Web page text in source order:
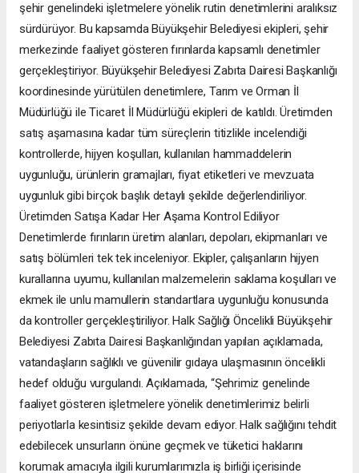
şehir genelindeki işletmelere yönelik rutin denetimlerini aralıksız
sürdürüyor. Bu kapsamda Büyükşehir Belediyesi ekipleri, şehir
merkezinde faaliyet gösteren fırınlarda kapsamlı denetimler
gerçekleştiriyor. Büyükşehir Belediyesi Zabıta Dairesi Başkanlığı
koordinesinde yürütülen denetimlere, Tarım ve Orman İl
Müdürlüğü ile Ticaret İl Müdürlüğü ekipleri de katıldı. Üretimden
satış aşamasına kadar tüm süreçlerin titizlikle incelendiği
kontrollerde, hijyen koşulları, kullanılan hammaddelerin
uygunluğu, ürünlerin gramajları, fiyat etiketleri ve mevzuata
uygunluk gibi birçok başlık detaylı şekilde değerlendiriliyor.
Üretimden Satışa Kadar Her Aşama Kontrol Ediliyor
Denetimlerde fırınların üretim alanları, depoları, ekipmanları ve
satış bölümleri tek tek inceleniyor. Ekipler, çalışanların hijyen
kurallarına uyumu, kullanılan malzemelerin saklama koşulları ve
ekmek ile unlu mamullerin standartlara uygunluğu konusunda
da kontroller gerçekleştiriliyor. Halk Sağlığı Öncelikli Büyükşehir
Belediyesi Zabıta Dairesi Başkanlığından yapılan açıklamada,
vatandaşların sağlıklı ve güvenilir gıdaya ulaşmasının öncelikli
hedef olduğu vurgulandı. Açıklamada, “Şehrimiz genelinde
faaliyet gösteren işletmelere yönelik denetimlerimiz belirli
periyotlarla kesintisiz şekilde devam ediyor. Halk sağlığını tehdit
edebilecek unsurların önüne geçmek ve tüketici haklarını
korumak amacıyla ilgili kurumlarımızla iş birliği içerisinde